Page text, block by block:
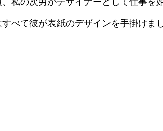
べて彼が表紙のデザインを手掛けまし